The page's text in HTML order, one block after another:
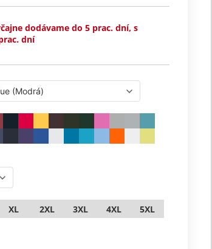
dodávame do 5 prac. dní, s
dní
XL 2XL 3XL 4XL 5XL